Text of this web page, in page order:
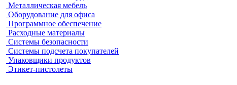
Металлическая мебель
Оборудование для офиса
Программное обеспечение
Расходные материалы
Системы безопасности
Системы подсчета покупателей
Упаковщики продуктов
Этикет-пистолеты